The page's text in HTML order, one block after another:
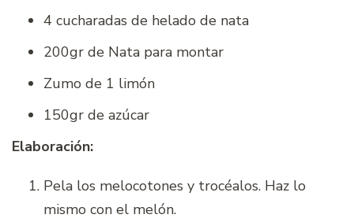
4 cucharadas de helado de nata
200gr de Nata para montar
Zumo de 1 limón
150gr de azúcar
Elaboración:
Pela los melocotones y trocéalos. Haz lo
mismo con el melón.